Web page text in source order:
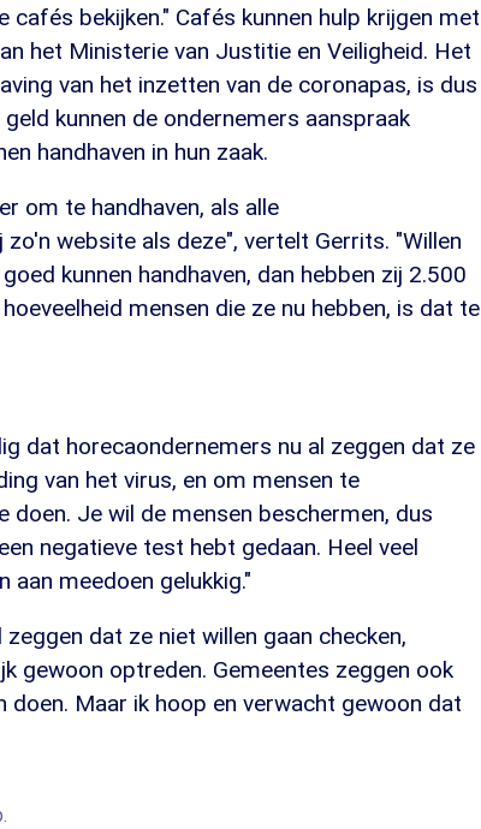
cafés bekijken." Cafés kunnen hulp krijgen met
het Ministerie van Justitie en Veiligheid. Het
van het inzetten van de coronapas, is dus
kunnen de ondernemers aanspraak
handhaven in hun zaak.
om te handhaven, als alle
website als deze", vertelt Gerrits. "Willen
kunnen handhaven, dan hebben zij 2.500
mensen die ze nu hebben, is dat te
dat horecaondernemers nu al zeggen dat ze
van het virus, en om mensen te
Je wil de mensen beschermen, dus
negatieve test hebt gedaan. Heel veel
aan meedoen gelukkig."
dat ze niet willen gaan checken,
gewoon optreden. Gemeentes zeggen ook
Maar ik hoop en verwacht gewoon dat